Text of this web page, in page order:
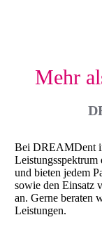
Mehr
Bei DREAMDent
und bieten jedem
sowie den Ein­satz
an. Gerne be­raten
Leistungen.